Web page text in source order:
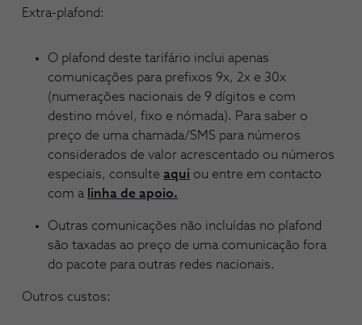
Extra-plafond:
O plafond deste tarifário inclui apenas
comunicações para prefixos 9x, 2x e 30x
(numerações nacionais de 9 dígitos e com
destino móvel, fixo e nómada). Para saber o
preço de uma chamada/SMS para números
considerados de valor acrescentado ou números
especiais, consulte aqui ou entre em contacto
com a
linha de apoio.
Outras comunicações não incluídas no plafond
são taxadas ao preço de uma comunicação fora
do pacote para outras redes nacionais.
Outros custos: